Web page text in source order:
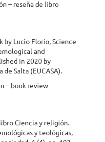
– reseña de libro
Lucio Florio, Science
and
in 2020 by
Salta (EUCASA).
– book review
Ciencia y religión.
y teológicas,